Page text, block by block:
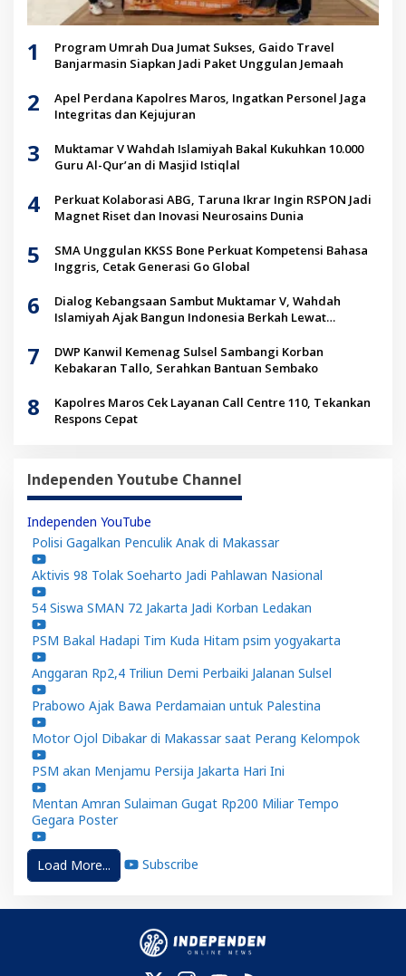
1
Program Umrah Dua Jumat Sukses, Gaido Travel
Banjarmasin Siapkan Jadi Paket Unggulan Jemaah
2
Apel Perdana Kapolres Maros, Ingatkan Personel Jaga
Integritas dan Kejujuran
3
Muktamar V Wahdah Islamiyah Bakal Kukuhkan 10.000
Guru Al-Qur’an di Masjid Istiqlal
4
Perkuat Kolaborasi ABG, Taruna Ikrar Ingin RSPON Jadi
Magnet Riset dan Inovasi Neurosains Dunia
5
SMA Unggulan KKSS Bone Perkuat Kompetensi Bahasa
Inggris, Cetak Generasi Go Global
6
Dialog Kebangsaan Sambut Muktamar V, Wahdah
Islamiyah Ajak Bangun Indonesia Berkah Lewat
7
DWP Kanwil Kemenag Sulsel Sambangi Korban
Kebakaran Tallo, Serahkan Bantuan Sembako
8
Kapolres Maros Cek Layanan Call Centre 110, Tekankan
Respons Cepat
Independen Youtube Channel
Independen YouTube
Polisi Gagalkan Penculik Anak di Makassar
Aktivis 98 Tolak Soeharto Jadi Pahlawan Nasional
54 Siswa SMAN 72 Jakarta Jadi Korban Ledakan
PSM Bakal Hadapi Tim Kuda Hitam psim yogyakarta
Anggaran Rp2,4 Triliun Demi Perbaiki Jalanan Sulsel
Prabowo Ajak Bawa Perdamaian untuk Palestina
Motor Ojol Dibakar di Makassar saat Perang Kelompok
PSM akan Menjamu Persija Jakarta Hari Ini
Mentan Amran Sulaiman Gugat Rp200 Miliar Tempo
Gegara Poster
Load More... Subscribe